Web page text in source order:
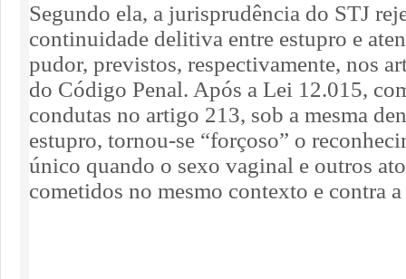
Segundo ela, a jurisprudência do STJ
continuidade delitiva entre estupro e
pudor, previstos, respectivamente, nos
do Código Penal. Após a Lei 12.015,
condutas no artigo 213, sob a mesma
estupro, tornou-se “forçoso” o
único quando o sexo vaginal e outros
cometidos no mesmo contexto e contra